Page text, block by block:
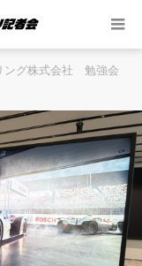
ング株式会社 勉強会